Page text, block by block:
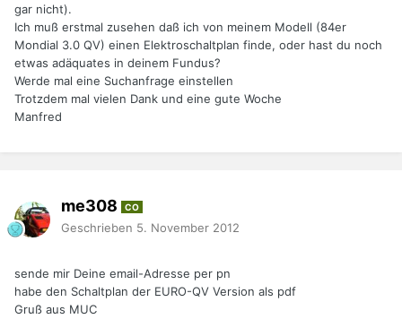
gar nicht).
Ich muß erstmal zusehen daß ich von meinem Modell (84er
Mondial 3.0 QV) einen Elektroschaltplan finde, oder hast du noch
etwas adäquates in deinem Fundus?
Werde mal eine Suchanfrage einstellen
Trotzdem mal vielen Dank und eine gute Woche
Manfred
me308 CO
Geschrieben 5. November 2012
sende mir Deine email-Adresse per pn
habe den Schaltplan der EURO-QV Version als pdf
Gruß aus MUC